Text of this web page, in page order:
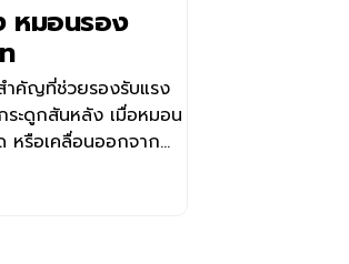
หมอนรอง
ำคัญที่ช่วยรองรับแรง
ระดูกสันหลัง เมื่อหมอน
หรือเคลื่อนออกจาก